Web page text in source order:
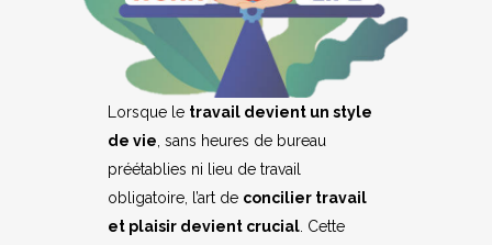
Lorsque le travail devient un style
de vie, sans heures de bureau
préétablies ni lieu de travail
obligatoire, l’art de concilier travail
et plaisir devient crucial. Cette